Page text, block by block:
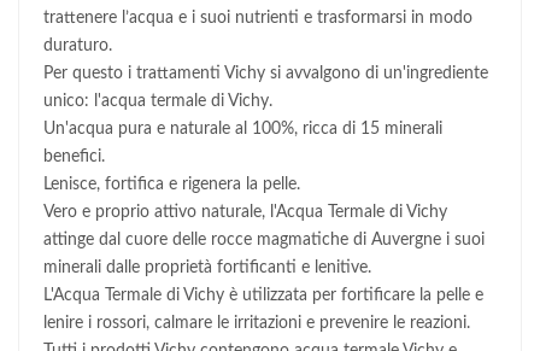
trattenere l’acqua e i suoi nutrienti e trasformarsi in modo
duraturo.
Per questo i trattamenti Vichy si avvalgono di un'ingrediente
unico: l'acqua termale di Vichy.
Un'acqua pura e naturale al 100%, ricca di 15 minerali
benefici.
Lenisce, fortifica e rigenera la pelle.
Vero e proprio attivo naturale, l'Acqua Termale di Vichy
attinge dal cuore delle rocce magmatiche di Auvergne i suoi
minerali dalle proprietà fortificanti e lenitive.
L'Acqua Termale di Vichy è utilizzata per fortificare la pelle e
lenire i rossori, calmare le irritazioni e prevenire le reazioni.